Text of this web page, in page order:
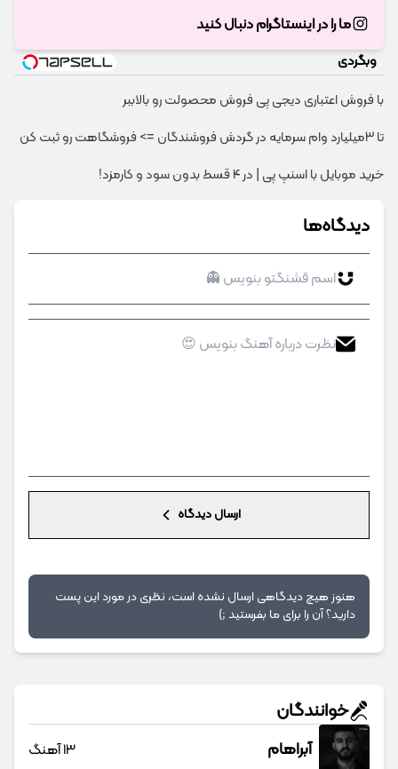
ما را در اینستاگرام دنبال کنید
وبگردی
با فروش اعتباری دیجی پی فروش محصولت رو بالاببر
تا 3میلیارد وام سرمایه در گردش فروشندگان => فروشگاهت رو ثبت کن
خرید موبایل با اسنپ پی | در ۴ قسط بدون سود و کارمزد!
دیدگاه‌ها
ارسال دیدگاه
هنوز هیچ دیدگاهی ارسال نشده است، نظری در مورد این پست
دارید؟ آن را برای ما بفرستید ;)
خوانندگان
آبراهام 13 آهنگ